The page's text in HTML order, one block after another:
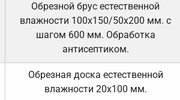
Обрезной брус естественной
влажности 100х150/50х200 мм. с
шагом 600 мм. Обработка
антисептиком.
Обрезная доска естественной
влажности 20х100 мм.